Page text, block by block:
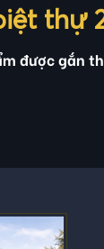
thự
được gắn